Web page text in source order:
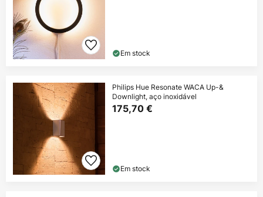
Em stock
Philips Hue Resonate WACA Up-&
Downlight, aço inoxidável
175,70 €
Em stock